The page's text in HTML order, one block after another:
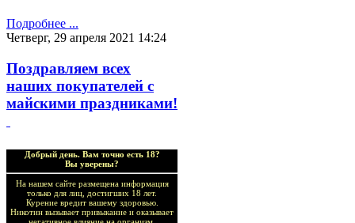
Подробнее ...
Четверг, 29 апреля 2021 14:24
Поздравляем всех
наших покупателей с
майскими праздниками!
Добрый день. Вам точно есть 18?
Вы уверены?
На нашем сайте размещена информация
только для лиц, достигших 18 лет.
Курение вредит вашему здоровью.
Никотин вызывает привыкание и оказывает